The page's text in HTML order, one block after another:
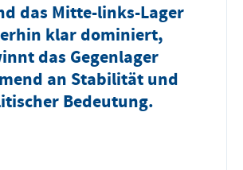
das Mitte-links-Lager
klar dominiert,
das Gegenlager
an Stabilität und
Bedeutung.